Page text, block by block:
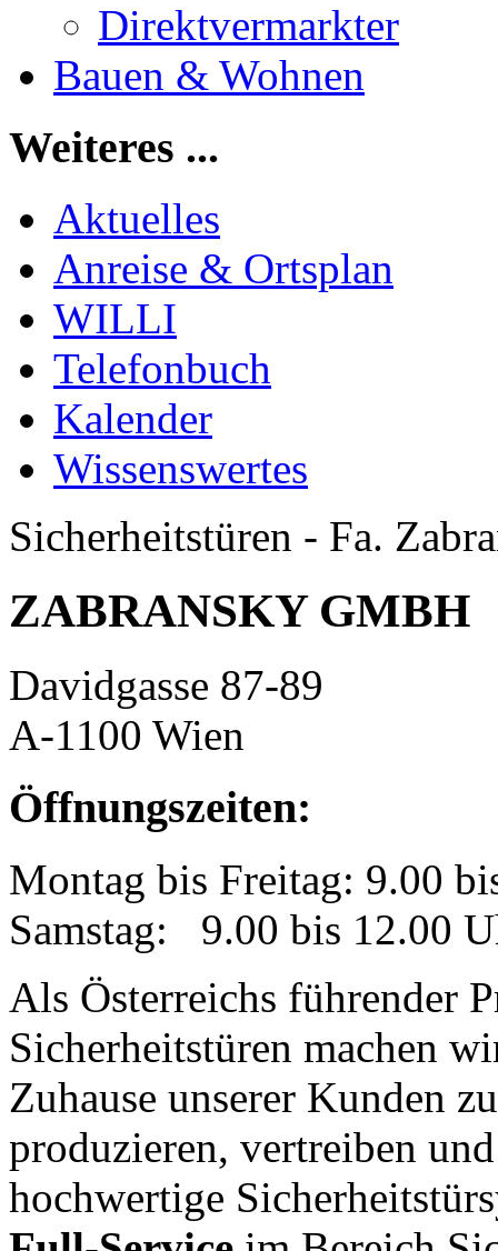
Direktvermarkter
Bauen & Wohnen
Weiteres ...
Aktuelles
Anreise & Ortsplan
WILLI
Telefonbuch
Kalender
Wissenswertes
Sicherheitstüren - Fa.
ZABRANSKY GMBH
Davidgasse 87-89
A-1100 Wien
Öffnungszeiten:
Montag bis Freitag: 9.00
Samstag: 9.00 bis 12.00
Als Österreichs führender
Sicherheitstüren machen
Zuhause unserer Kunden
produzieren, vertreiben
hochwertige